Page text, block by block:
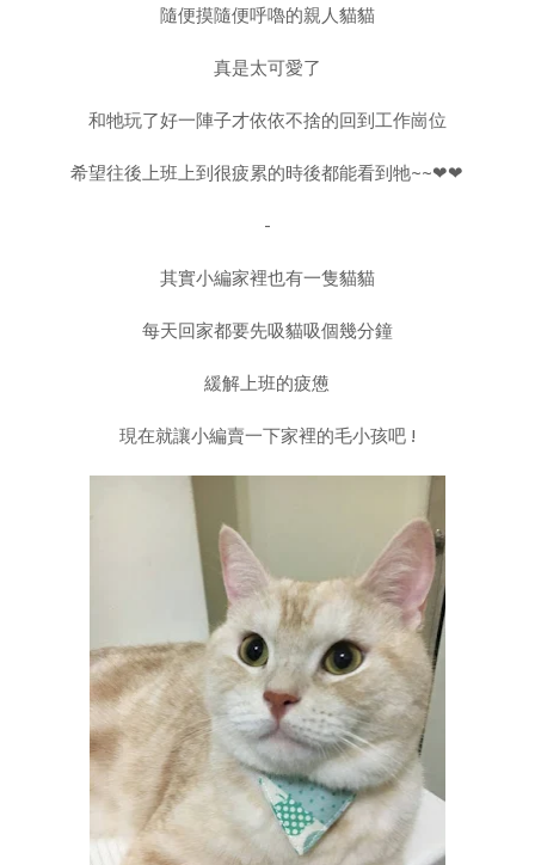
隨便摸隨便呼嚕的親人貓貓
真是太可愛了
和牠玩了好一陣子才依依不捨的回到工作崗位
希望往後上班上到很疲累的時後都能看到牠~~❤❤
-
其實小編家裡也有一隻貓貓
每天回家都要先吸貓吸個幾分鐘
緩解上班的疲憊
現在就讓小編賣一下家裡的毛小孩吧 !